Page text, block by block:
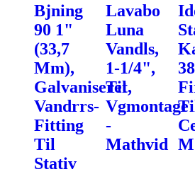
Bjning
90 1"
(33,7
Mm),
Galvaniseret,
Vandrrs-
Fitting
Til
Stativ
Lavabo
Luna
Vandls,
1-1/4",
Til
Vgmontage
-
Mathvid